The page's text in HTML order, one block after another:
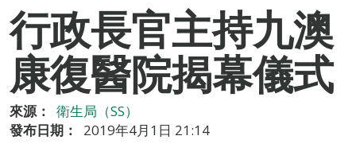
行政長官主持九澳
康復醫院揭幕儀式
來源：
衛生局（SS）
發布日期：
2019年4月1日 21:14